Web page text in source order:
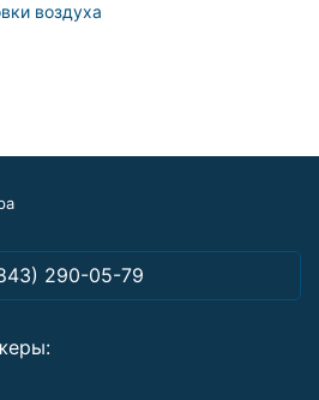
воздуха
290-05-79